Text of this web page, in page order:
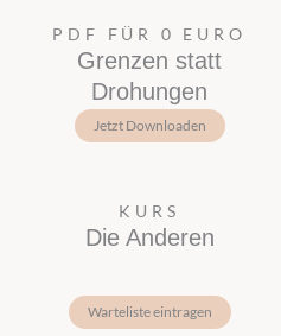
PDF FÜR 0 EURO
Grenzen statt
Drohungen
Jetzt Downloaden
KURS
Die Anderen
Warteliste eintragen